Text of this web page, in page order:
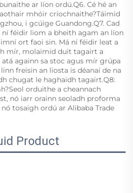
ar líon ordú.Q6. Cé hé an
mhóir críochnaithe?Táimid
i gcúige Guandong.Q7. Cad
ní féidir liom a bheith agam an líon
ort faoi sin. Má ní féidir leat a
mír, molaimid duit tagairt a
againn sa stoc agus mír grúpa
freisin an liosta is déanaí de na
chugat le haghaidh tagairt.Q8:
orduithe a cheannach
nó iarr orainn seoladh proforma
tosaigh ordú ar Alibaba Trade
Product